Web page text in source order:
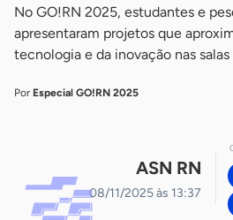
No GO!RN 2025, estudantes e
apresentaram projetos que
tecnologia e da inovação nas salas
Por Especial GO!RN 2025
ASN RN
08/11/2025 às 13:37